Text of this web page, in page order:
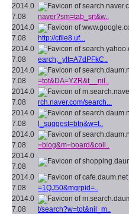
2014.0
7.08
naver?sm=tab_srt&w..
2014.0
7.08
http://cfile8.uf...
2014.0
7.08
earch;_ylt=A7dPFkC..
2014.0
7.08
=tot&DA=YZR&t__nil..
2014.0
7.08
rch.naver.com/search...
2014.0
7.08
l_suggest=btn&w=t..
2014.0
7.08
=blog&m=board&coll..
2014.0
7.08
2014.0
7.08
=1QJ50&mgrpid=..
2014.0
7.08
t/search?w=tot&nil_m..